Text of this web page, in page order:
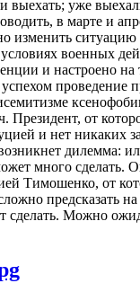
выехать; уже
в марте и
изменить
военных
и настроено
Президент, от
и нет
дилемма:
много сделать.
Тимошенко, от
предсказать
сделать. Можно